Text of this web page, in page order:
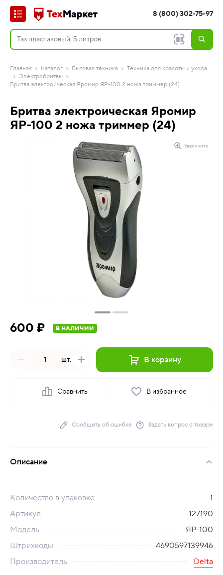
8 (800) 302-75-97
Главная Каталог Бытовая техника
Техника для красоты и ухода
Электробритвы
Бритва электроическая Яромир ЯР-100 2 ножа триммер (24)
Бритва электроическая Яромир
ЯР-100 2 ножа триммер (24)
Увеличить
600 ₽ В НАЛИЧИИ
шт. В корзину
Сравнить В избранное
Сообщить об ошибке Задать вопрос о товаре
Описание
Количество в упаковке
1
Артикул
127190
Модель
ЯР-100
Штрихкоды
4690597139946
Производитель
Delta